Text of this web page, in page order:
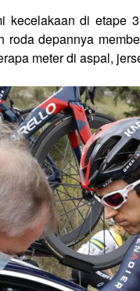
kecelakaan di
roda depannya
meter di aspal,